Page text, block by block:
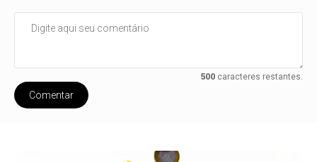
500caracteres restantes.
Comentar